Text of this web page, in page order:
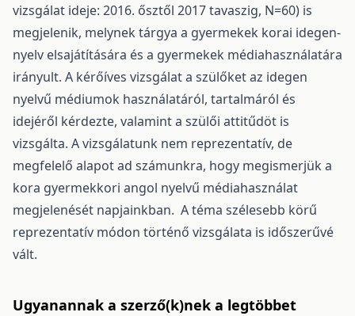
vizsgálat ideje: 2016. ősztől 2017 tavaszig, N=60) is
megjelenik, melynek tárgya a gyermekek korai idegen-
nyelv elsajátítására és a gyermekek médiahasználatára
irányult. A kérőíves vizsgálat a szülőket az idegen
nyelvű médiumok használatáról, tartalmáról és
idejéről kérdezte, valamint a szülői attitűdöt is
vizsgálta. A vizsgálatunk nem reprezentatív, de
megfelelő alapot ad számunkra, hogy megismerjük a
kora gyermekkori angol nyelvű médiahasználat
megjelenését napjainkban. A téma szélesebb körű
reprezentatív módon történő vizsgálata is időszerűvé
vált.
Ugyanannak a szerző(k)nek a legtöbbet